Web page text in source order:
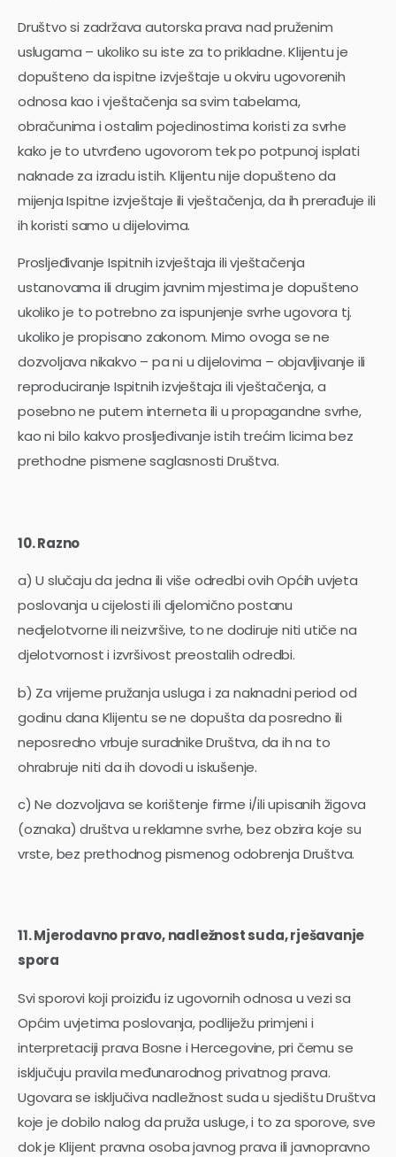
Društvo si zadržava autorska prava nad pruženim
uslugama – ukoliko su iste za to prikladne. Klijentu je
dopušteno da ispitne izvještaje u okviru ugovorenih
odnosa kao i vještačenja sa svim tabelama,
obračunima i ostalim pojedinostima koristi za svrhe
kako je to utvrđeno ugovorom tek po potpunoj isplati
naknade za izradu istih. Klijentu nije dopušteno da
mijenja Ispitne izvještaje ili vještačenja, da ih prerađuje ili
ih koristi samo u dijelovima.
Prosljeđivanje Ispitnih izvještaja ili vještačenja
ustanovama ili drugim javnim mjestima je dopušteno
ukoliko je to potrebno za ispunjenje svrhe ugovora tj.
ukoliko je propisano zakonom. Mimo ovoga se ne
dozvoljava nikakvo – pa ni u dijelovima – objavljivanje ili
reproduciranje Ispitnih izvještaja ili vještačenja, a
posebno ne putem interneta ili u propagandne svrhe,
kao ni bilo kakvo prosljeđivanje istih trećim licima bez
prethodne pismene saglasnosti Društva.
10. Razno
a) U slučaju da jedna ili više odredbi ovih Općih uvjeta
poslovanja u cijelosti ili djelomično postanu
nedjelotvorne ili neizvršive, to ne dodiruje niti utiče na
djelotvornost i izvršivost preostalih odredbi.
b) Za vrijeme pružanja usluga i za naknadni period od
godinu dana Klijentu se ne dopušta da posredno ili
neposredno vrbuje suradnike Društva, da ih na to
ohrabruje niti da ih dovodi u iskušenje.
c) Ne dozvoljava se korištenje firme i/ili upisanih žigova
(oznaka) društva u reklamne svrhe, bez obzira koje su
vrste, bez prethodnog pismenog odobrenja Društva.
11. Mjerodavno pravo, nadležnost suda, rješavanje
spora
Svi sporovi koji proiziđu iz ugovornih odnosa u vezi sa
Općim uvjetima poslovanja, podliježu primjeni i
interpretaciji prava Bosne i Hercegovine, pri čemu se
isključuju pravila međunarodnog privatnog prava.
Ugovara se isključiva nadležnost suda u sjedištu Društva
koje je dobilo nalog da pruža usluge, i to za sporove, sve
dok je Klijent pravna osoba javnog prava ili javnopravno